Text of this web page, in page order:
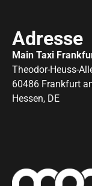
Adresse
Main Taxi
Theodor-Heuss-
60486 Frankfurt
Hessen, DE